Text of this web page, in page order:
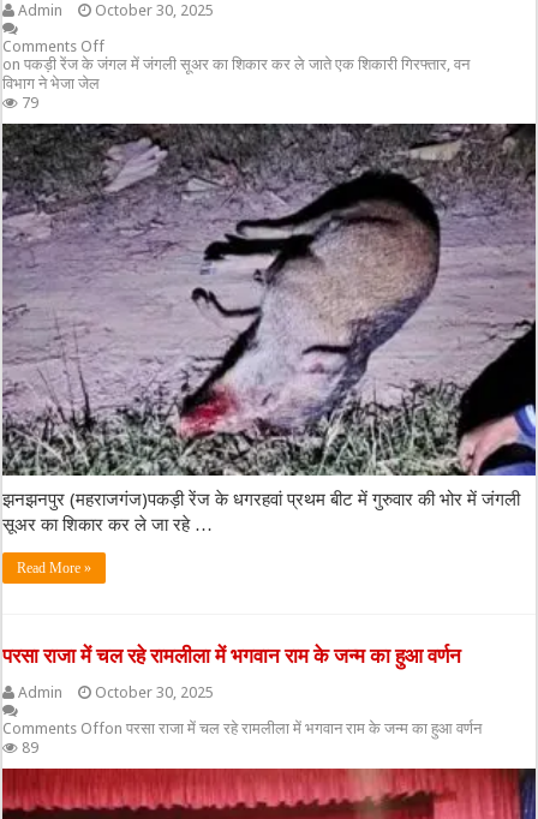
Admin
October 30, 2025
Comments Off
on पकड़ी रेंज के जंगल में जंगली सूअर का शिकार कर ले जाते एक शिकारी गिरफ्तार, वन
विभाग ने भेजा जेल
79
झनझनपुर (महराजगंज)पकड़ी रेंज के धगरहवां प्रथम बीट में गुरुवार की भोर में जंगली
सूअर का शिकार कर ले जा रहे …
Read More »
परसा राजा में चल रहे रामलीला में भगवान राम के जन्म का हुआ वर्णन
Admin
October 30, 2025
Comments Offon परसा राजा में चल रहे रामलीला में भगवान राम के जन्म का हुआ वर्णन
89